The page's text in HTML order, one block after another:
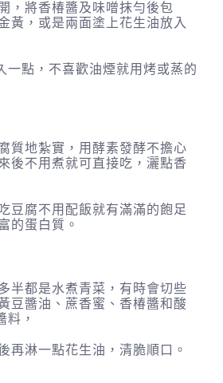
，將香椿醬及味噌抹勻後包
黃，或是兩面塗上花生油放入
一點，不喜歡油煙就用烤或蒸的
質地紮實，用酵素發酵不擔心
後不用煮就可直接吃，灑點香
豆腐不用配飯就有滿滿的飽足
的蛋白質。
半都是水煮青菜，有時會切些
豆醬油、蔗香蜜、香椿醬和酸
料，
再淋一點花生油，清脆順口。